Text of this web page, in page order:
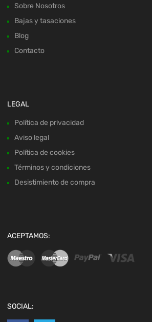
Sobre Nosotros
Bajas y tasaciones
Blog
Contacto
LEGAL
Política de privacidad
Aviso legal
Política de cookies
Términos y condiciones
Desistimiento de compra
ACEPTAMOS:
SOCIAL: